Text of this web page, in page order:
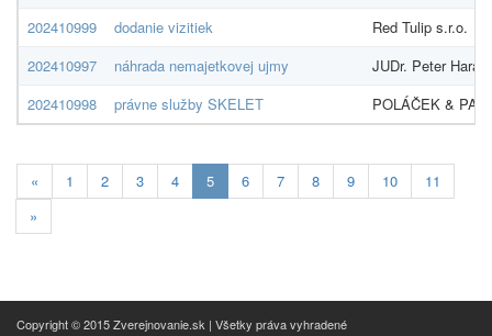
202410999
dodanie vizitiek
Red Tulip s.r.o.
202410997
náhrada nemajetkovej ujmy
JUDr. Peter
202410998
právne služby SKELET POLÁČEK &
« 1 2 3 4 5Aktualna-
stranka
6 7 8 9 10
11
»
Copyright © 2015 Zverejnovanie.sk | Všetky práva vyhradené